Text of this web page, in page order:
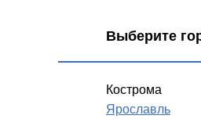
Кострома
Ярославль
Выберите